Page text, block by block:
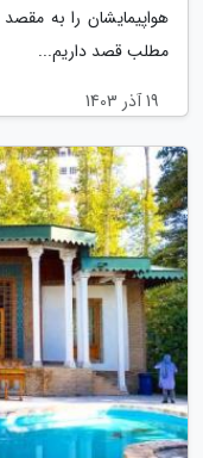
هواپیمایشان را به
مطلب قصد داریم...
19 آذر 1403